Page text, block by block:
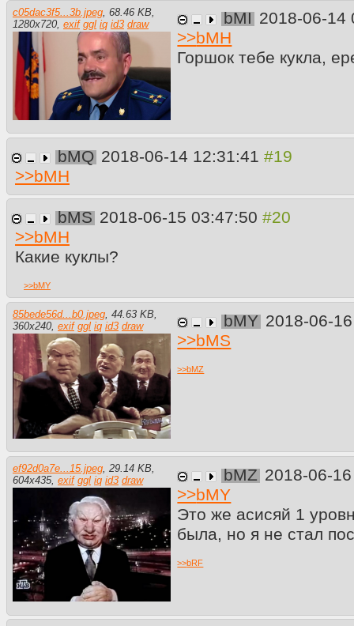
c05dac3f5...3b.jpeg 68.46 KB
1280x720 exif ggl iq id3 draw bMI 2018-06-
>>bMH
Горшок тебе кукла,
bMQ 2018-06-14 12:31:41
>>bMH
bMS 2018-06-15 03:47:50
>>bMH
Какие куклы?
>>bMY
85bede56d...b0.jpeg, 44.63 KB,
360x240, exif ggl iq id3 draw bMY 2018-06-
>>bMS
>>bMZ
ef92d0a7e...15.jpeg, 29.14 KB,
604x435, exif ggl iq id3 draw bMZ 2018-06-
>>bMY
Это же асисяй 1
была, но я не стал
>>bRF